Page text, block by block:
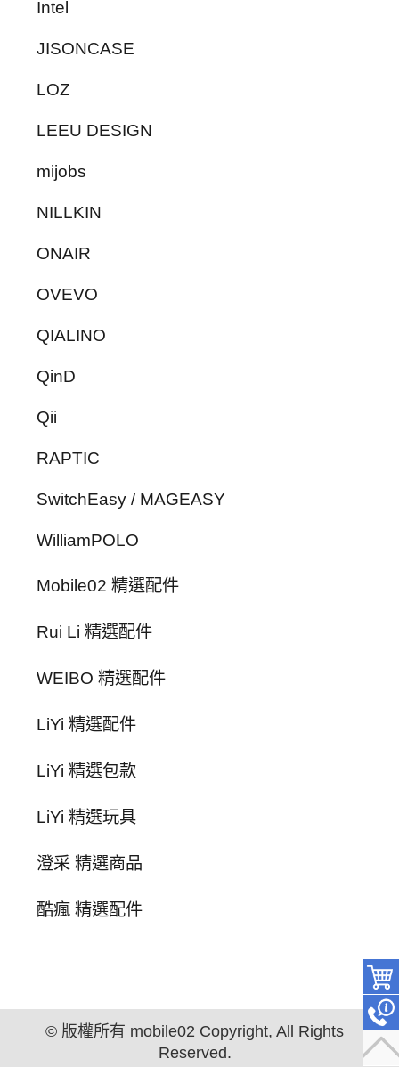
Intel
JISONCASE
LOZ
LEEU DESIGN
mijobs
NILLKIN
ONAIR
OVEVO
QIALINO
QinD
Qii
RAPTIC
SwitchEasy / MAGEASY
WilliamPOLO
Mobile02 精選配件
Rui Li 精選配件
WEIBO 精選配件
LiYi 精選配件
LiYi 精選包款
LiYi 精選玩具
澄采 精選商品
酷瘋 精選配件
© 版權所有 mobile02 Copyright, All Rights
Reserved.